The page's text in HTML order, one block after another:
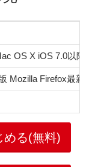
OS X iOS 7.0以降
Mozilla Firefox最
める(無料)